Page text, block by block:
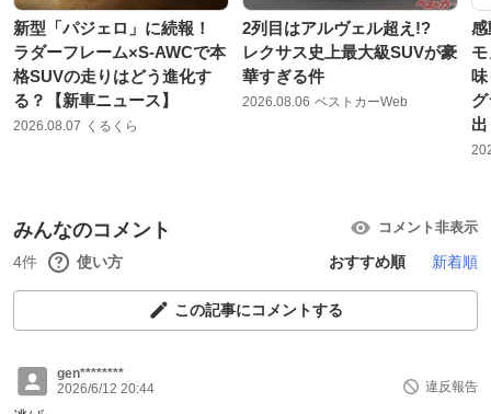
新型「パジェロ」に続報！
ラダーフレーム×S-AWCで本
格SUVの走りはどう進化す
る？【新車ニュース】
2026.08.07 くるくら
2列目はアルヴェル超え!?
レクサス史上最大級SUVが豪
華すぎる件
2026.08.06 ベストカーWeb
感
みんなのコメント コメント非表示
4件 使い方 おすすめ順 新着順
この記事にコメントする
gen********
2026/6/12 20:44
違反報告